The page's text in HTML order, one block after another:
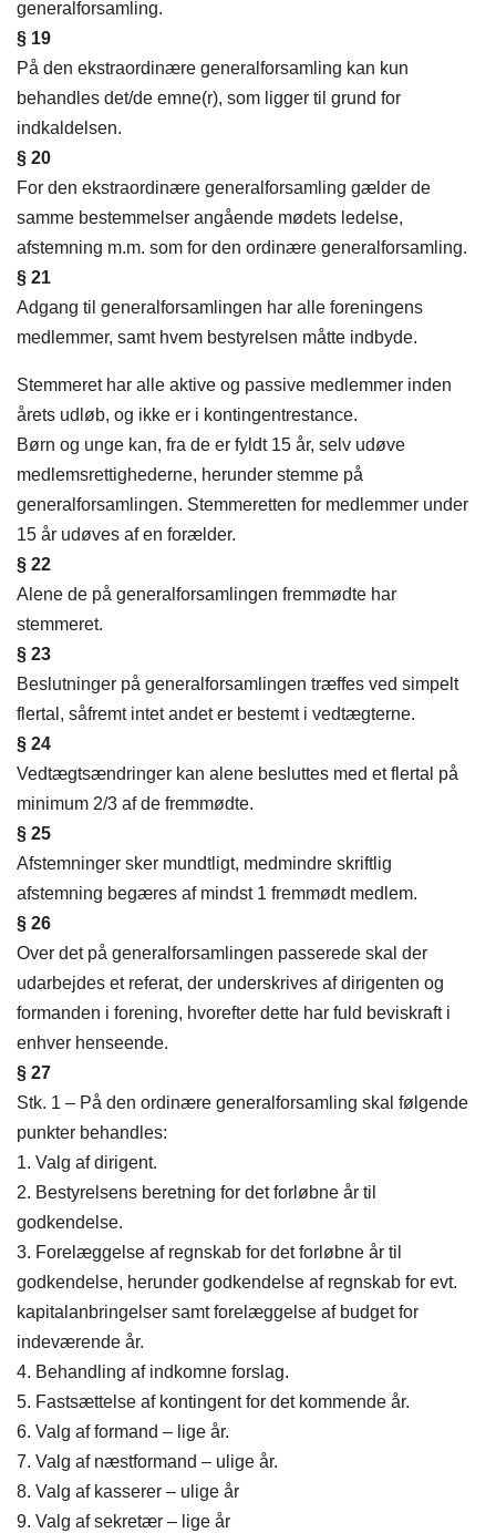
generalforsamling.
§ 19
På den ekstraordinære generalforsamling kan kun
behandles det/de emne(r), som ligger til grund for
indkaldelsen.
§ 20
For den ekstraordinære generalforsamling gælder de
samme bestemmelser angående mødets ledelse,
afstemning m.m. som for den ordinære generalforsamling.
§ 21
Adgang til generalforsamlingen har alle foreningens
medlemmer, samt hvem bestyrelsen måtte indbyde.
Stemmeret har alle aktive og passive medlemmer inden
årets udløb, og ikke er i kontingentrestance.
Børn og unge kan, fra de er fyldt 15 år, selv udøve
medlemsrettighederne, herunder stemme på
generalforsamlingen. Stemmeretten for medlemmer under
15 år udøves af en forælder.
§ 22
Alene de på generalforsamlingen fremmødte har
stemmeret.
§ 23
Beslutninger på generalforsamlingen træffes ved simpelt
flertal, såfremt intet andet er bestemt i vedtægterne.
§ 24
Vedtægtsændringer kan alene besluttes med et flertal på
minimum 2/3 af de fremmødte.
§ 25
Afstemninger sker mundtligt, medmindre skriftlig
afstemning begæres af mindst 1 fremmødt medlem.
§ 26
Over det på generalforsamlingen passerede skal der
udarbejdes et referat, der underskrives af dirigenten og
formanden i forening, hvorefter dette har fuld beviskraft i
enhver henseende.
§ 27
Stk. 1 – På den ordinære generalforsamling skal følgende
punkter behandles:
1. Valg af dirigent.
2. Bestyrelsens beretning for det forløbne år til
godkendelse.
3. Forelæggelse af regnskab for det forløbne år til
godkendelse, herunder godkendelse af regnskab for evt.
kapitalanbringelser samt forelæggelse af budget for
indeværende år.
4. Behandling af indkomne forslag.
5. Fastsættelse af kontingent for det kommende år.
6. Valg af formand – lige år.
7. Valg af næstformand – ulige år.
8. Valg af kasserer – ulige år
9. Valg af sekretær – lige år